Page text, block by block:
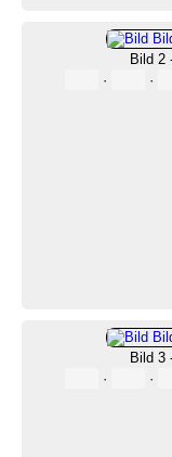
Bild 2
·
·
Bild 3
·
·